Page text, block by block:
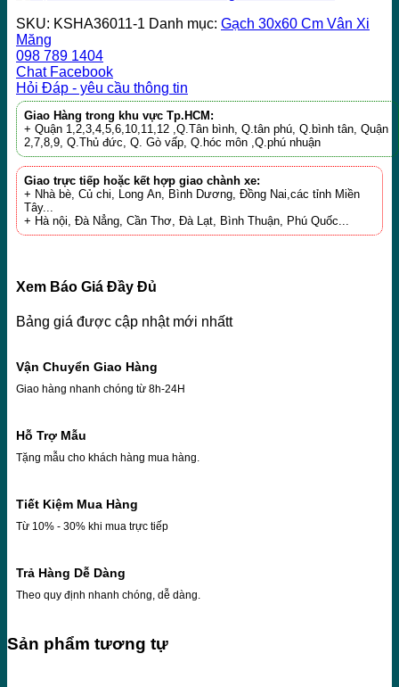
SKU: KSHA36011-1 Danh mục: Gạch 30x60 Cm Vân Xi
Măng
098 789 1404
Chat Facebook
Hỏi Đáp - yêu cầu thông tin
Giao Hàng trong khu vực Tp.HCM:
+ Quận 1,2,3,4,5,6,10,11,12 ,Q.Tân bình, Q.tân phú, Q.bình tân, Quận
2,7,8,9, Q.Thủ đức, Q. Gò vấp, Q.hóc môn ,Q.phú nhuận
Giao trực tiếp hoặc kết hợp giao chành xe:
+ Nhà bè, Củ chi, Long An, Bình Dương, Đồng Nai,các tỉnh Miền
Tây...
+ Hà nội, Đà Nẳng, Cần Thơ, Đà Lạt, Bình Thuận, Phú Quốc...
Xem Báo Giá Đầy Đủ
Bảng giá được cập nhật mới nhấtt
Vận Chuyển Giao Hàng
Giao hàng nhanh chóng từ 8h-24H
Hỗ Trợ Mẫu
Tặng mẫu cho khách hàng mua hàng.
Tiết Kiệm Mua Hàng
Từ 10% - 30% khi mua trực tiếp
Trả Hàng Dễ Dàng
Theo quy định nhanh chóng, dễ dàng.
Sản phẩm tương tự